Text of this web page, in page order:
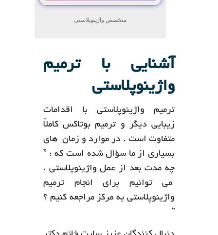
متخصص واژینوپلاستی
آشنایی با ترمیم
واژینوپلاستی
ترمیم واژینوپلاستی با اقدامات
زیبایی دیگر و ترمیم بوتاکس کاملاً
متفاوت است . در موارد و زمان های
بسیاری از ما سؤال شده است که : ”
چه مدت بعد از عمل واژینوپلاستی ،
می توانیم برای انجام ترمیم
واژینوپلاستی به مرکز مراجعه کنیم ؟
”